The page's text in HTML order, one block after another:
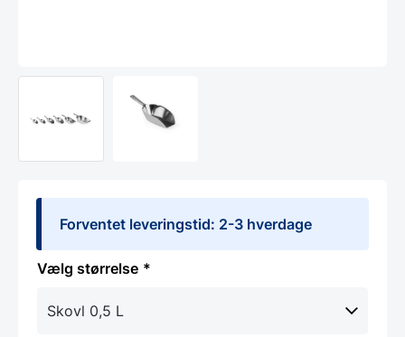
Forventet leveringstid: 2-3 hverdage
størrelse